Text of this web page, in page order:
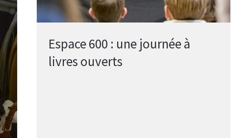
Espace 600 : une journée à
livres ouverts